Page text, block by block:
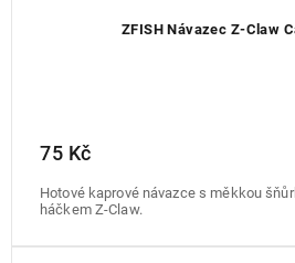
ZFISH Návazec Z-Claw
75 Kč
Hotové kaprové návazce s měkkou
háčkem Z-Claw.